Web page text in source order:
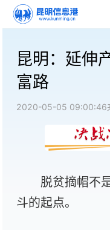
昆明：延伸
富路
2020-05-05 09:00:46
脱贫摘帽不
斗的起点。